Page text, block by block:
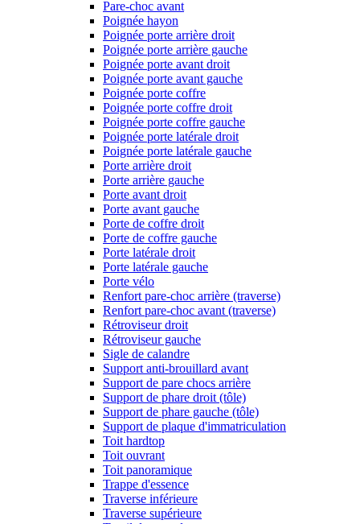
Pare-choc avant
Poignée hayon
Poignée porte arrière droit
Poignée porte arrière gauche
Poignée porte avant droit
Poignée porte avant gauche
Poignée porte coffre
Poignée porte coffre droit
Poignée porte coffre gauche
Poignée porte latérale droit
Poignée porte latérale gauche
Porte arrière droit
Porte arrière gauche
Porte avant droit
Porte avant gauche
Porte de coffre droit
Porte de coffre gauche
Porte latérale droit
Porte latérale gauche
Porte vélo
Renfort pare-choc arrière (traverse)
Renfort pare-choc avant (traverse)
Rétroviseur droit
Rétroviseur gauche
Sigle de calandre
Support anti-brouillard avant
Support de pare chocs arrière
Support de phare droit (tôle)
Support de phare gauche (tôle)
Support de plaque d'immatriculation
Toit hardtop
Toit ouvrant
Toit panoramique
Trappe d'essence
Traverse inférieure
Traverse supérieure